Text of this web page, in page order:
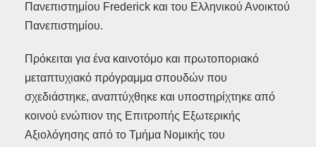
Πανεπιστημίου Frederick και του Ελληνικού Ανοικτού
Πανεπιστημίου.
Πρόκειται για ένα καινοτόμο και πρωτοποριακό
μεταπτυχιακό πρόγραμμα σπουδών που
σχεδιάστηκε, αναπτύχθηκε και υποστηρίχτηκε από
κοινού ενώπιον της Επιτροπής Εξωτερικής
Αξιολόγησης από το Τμήμα Νομικής του